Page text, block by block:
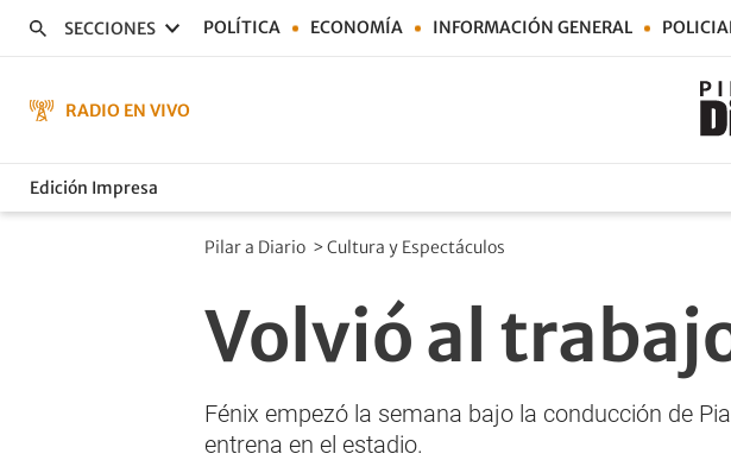
SECCIONES POLÍTICA ECONOMÍA INFORMACIÓN GENERAL
RADIO EN VIVO
Edición Impresa
Pilar a Diario >Cultura y Espectáculos
Volvió al
Fénix empezó la semana bajo la conducción de
entrena en el estadio.